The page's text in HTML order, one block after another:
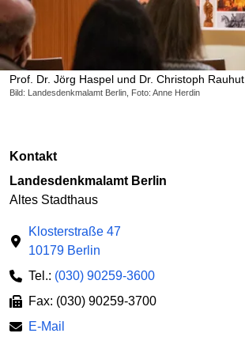
Prof. Dr. Jörg Haspel und Dr. Christoph Rauhut
Bild: Landesdenkmalamt Berlin, Foto: Anne Herdin
Kontakt
Landesdenkmalamt Berlin
Altes Stadthaus
Klosterstraße 47
10179 Berlin
Tel.: (030) 90259-3600
Fax: (030) 90259-3700
E-Mail